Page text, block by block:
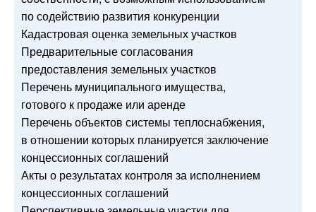
по содействию развития конкуренции
Кадастровая оценка земельных участков
Предварительные согласования
предоставления земельных участков
Перечень муниципального имущества,
готового к продаже или аренде
Перечень объектов системы теплоснабжения,
в отношении которых планируется заключение
концессионных соглашений
Акты о результатах контроля за исполнением
концессионных соглашений